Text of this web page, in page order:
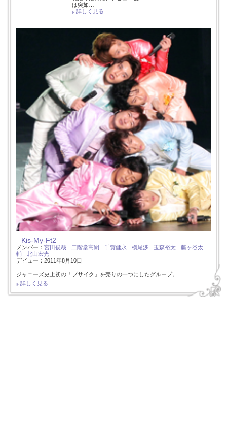
は突如…
詳しく見る
Kis-My-Ft2
メンバー： 宮田俊哉 二階堂高嗣 千賀健永 横尾渉 玉森裕太
藤ヶ谷太
輔
北山宏光
デビュー：2011年8月10日
ジャニーズ史上初の「ブサイク」を売りの一つにしたグループ。
詳しく見る